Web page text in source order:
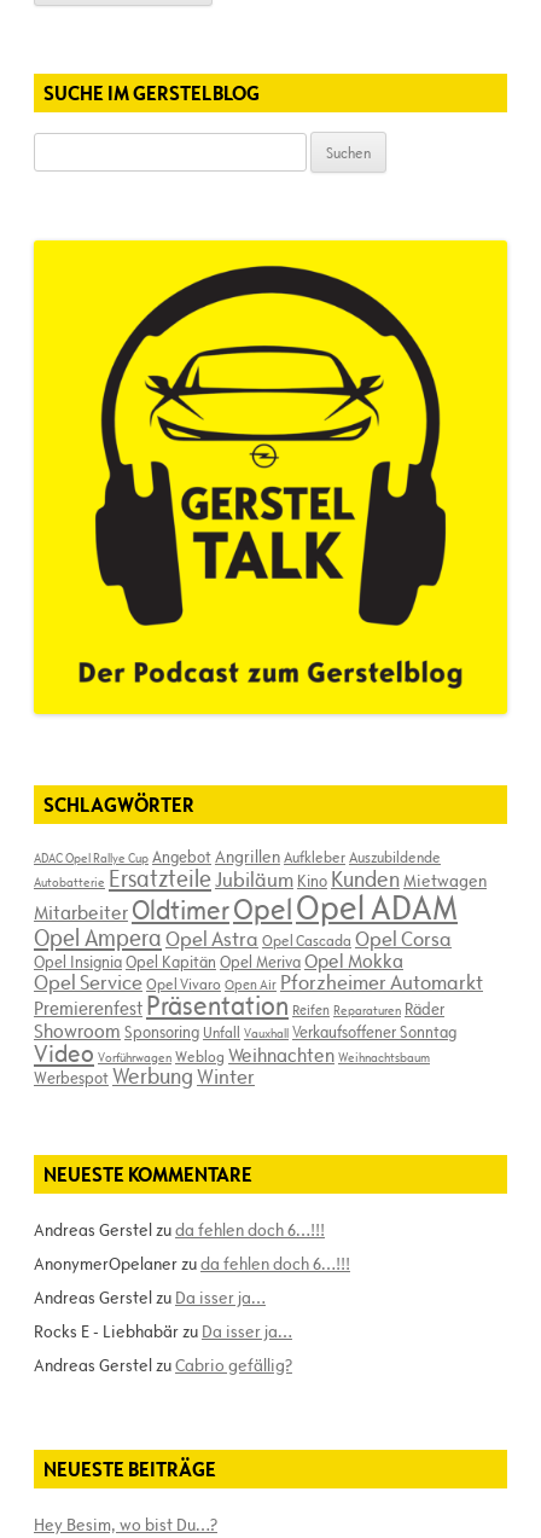
SUCHE IM GERSTELBLOG
SCHLAGWÖRTER
ADAC Opel Rallye Cup AngebotAngrillenAufkleberAuszubildende
Autobatterie ErsatzteileJubiläum Kino KundenMietwagen
Mitarbeiter OldtimerOpelOpel ADAM
Opel AmperaOpel Astra Opel Cascada Opel Corsa
Opel InsigniaOpel Kapitän Opel MerivaOpel Mokka
Opel ServiceOpel Vivaro Open Air Pforzheimer Automarkt
Premierenfest Präsentation Reifen Reparaturen Räder
Showroom Sponsoring Unfall Vauxhall Verkaufsoffener Sonntag
Video Vorführwagen Weblog Weihnachten Weihnachtsbaum
WerbespotWerbungWinter
NEUESTE KOMMENTARE
Andreas Gerstelzuda fehlen doch 6…!!!
AnonymerOpelanerzuda fehlen doch 6…!!!
Andreas Gerstelzu Da isser ja…
Rocks E - Liebhabärzu Da isser ja…
Andreas GerstelzuCabrio gefällig?
NEUESTE BEITRÄGE
Hey Besim, wo bist Du…?